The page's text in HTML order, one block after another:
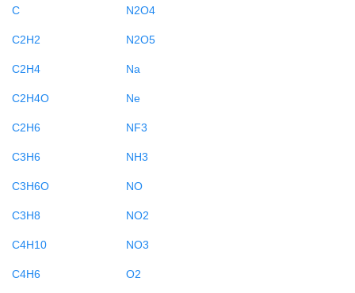
C
C2H2
C2H4
C2H4O
C2H6
C3H6
C3H6O
C3H8
C4H10
C4H6
N2O4
N2O5
Na
Ne
NF3
NH3
NO
NO2
NO3
O2